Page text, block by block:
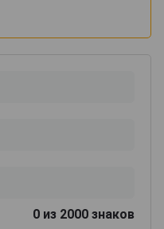
0 из 2000 знаков